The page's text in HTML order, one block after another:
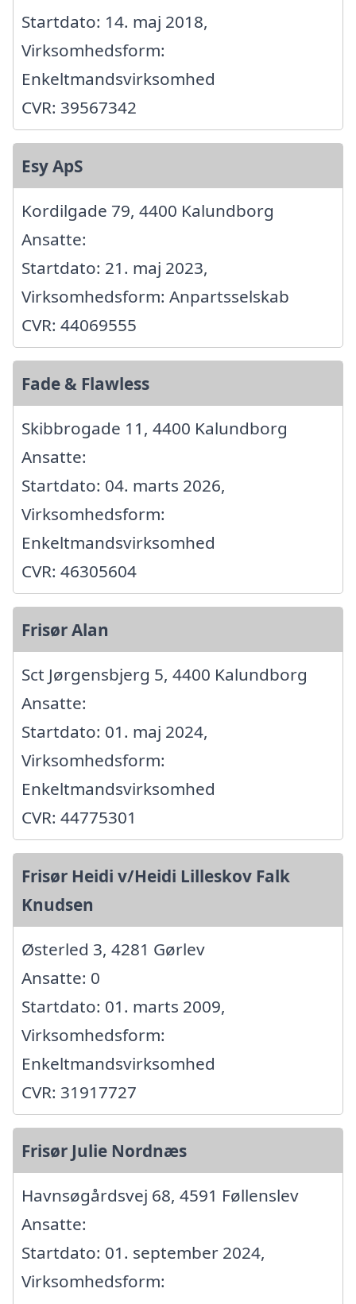
Startdato: 14. maj 2018,
Virksomhedsform:
Enkeltmandsvirksomhed
CVR: 39567342
Esy ApS
Kordilgade 79, 4400 Kalundborg
Ansatte:
Startdato: 21. maj 2023,
Virksomhedsform: Anpartsselskab
CVR: 44069555
Fade & Flawless
Skibbrogade 11, 4400 Kalundborg
Ansatte:
Startdato: 04. marts 2026,
Virksomhedsform:
Enkeltmandsvirksomhed
CVR: 46305604
Frisør Alan
Sct Jørgensbjerg 5, 4400 Kalundborg
Ansatte:
Startdato: 01. maj 2024,
Virksomhedsform:
Enkeltmandsvirksomhed
CVR: 44775301
Frisør Heidi v/Heidi Lilleskov Falk
Knudsen
Østerled 3, 4281 Gørlev
Ansatte: 0
Startdato: 01. marts 2009,
Virksomhedsform:
Enkeltmandsvirksomhed
CVR: 31917727
Frisør Julie Nordnæs
Havnsøgårdsvej 68, 4591 Føllenslev
Ansatte:
Startdato: 01. september 2024,
Virksomhedsform: